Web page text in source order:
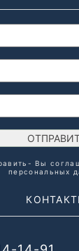
Вы
персональных